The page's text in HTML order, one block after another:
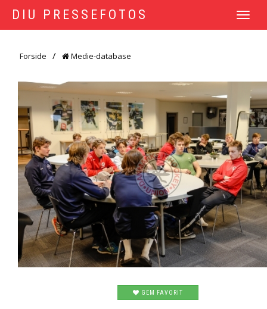
DIU PRESSEFOTOS
TOGGLE
Forside Medie-database
GEM FAVORIT